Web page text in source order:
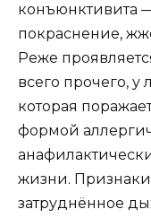
конъюнктивита
покраснение,
Реже
всего прочего,
которая
формой
жизни.
затруднённое